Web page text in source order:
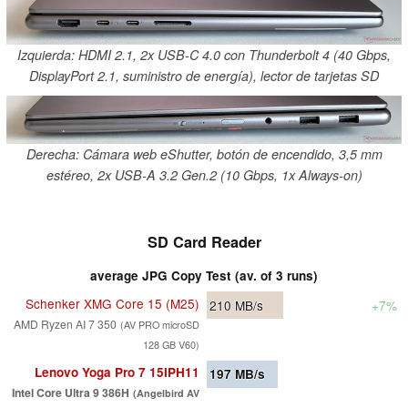
Izquierda: HDMI 2.1, 2x USB-C 4.0 con Thunderbolt 4 (40 Gbps,
DisplayPort 2.1, suministro de energía), lector de tarjetas SD
Derecha: Cámara web eShutter, botón de encendido, 3,5 mm
estéreo, 2x USB-A 3.2 Gen.2 (10 Gbps, 1x Always-on)
SD Card Reader
average JPG Copy Test (av. of 3 runs)
Schenker XMG Core 15 (M25)
AMD Ryzen AI 7 350 (AV PRO microSD
128 GB V60)
210 MB/s +7%
Lenovo Yoga Pro 7 15IPH11
Intel Core Ultra 9 386H (Angelbird AV
197 MB/s